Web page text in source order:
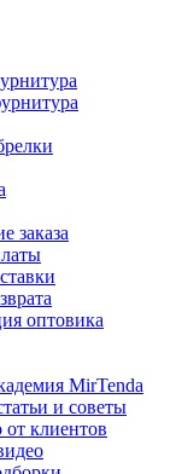
заказа
оптовика
MirTenda
и советы
клиентов